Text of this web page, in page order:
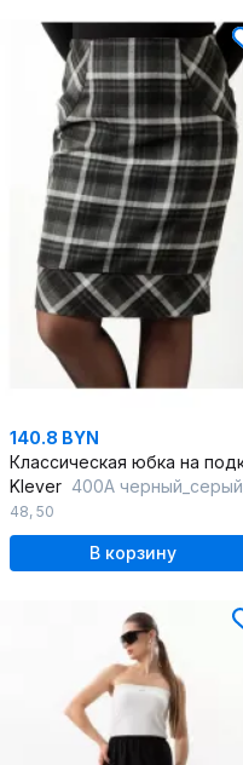
140.8 BYN
Klever 400А черный_серый_клетка
48, 50
В корзину